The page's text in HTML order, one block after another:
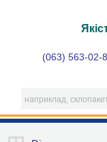
(063) 563-02-